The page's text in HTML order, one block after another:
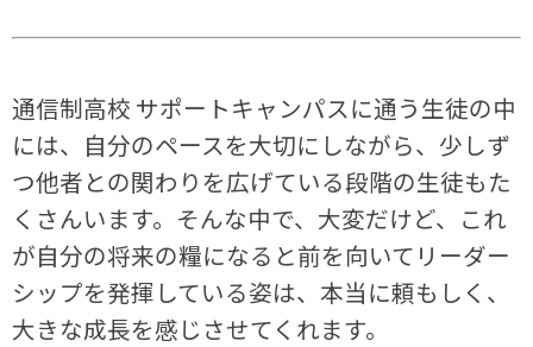
通信制高校 サポートキャンパスに通う生徒の中
には、自分のペースを大切にしながら、少しず
つ他者との関わりを広げている段階の生徒もた
くさんいます。そんな中で、大変だけど、これ
が自分の将来の糧になると前を向いてリーダー
シップを発揮している姿は、本当に頼もしく、
大きな成長を感じさせてくれます。